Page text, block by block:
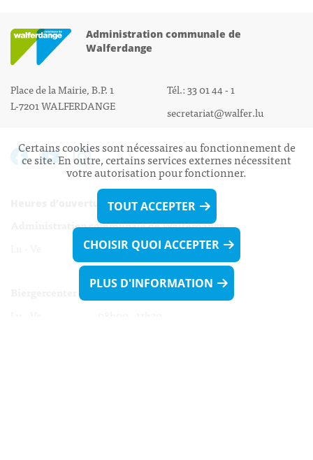
Administration communale de
Walferdange
Place de la Mairie, B.P. 1
L-7201 WALFERDANGE
Tél.: 33 01 44 - 1
secretariat@walfer.lu
Heures d’ouverture:
Administration communale de Walferdange
Lu - Ve 08h00 - 11h30
13h30 - 16h00
Certains cookies sont nécessaires au fonctionnement de
ce site. En outre, certains services externes nécessitent
votre autorisation pour fonctionner.
TOUT ACCEPTER
CHOISIR QUOI ACCEPTER
PLUS D'INFORMATION